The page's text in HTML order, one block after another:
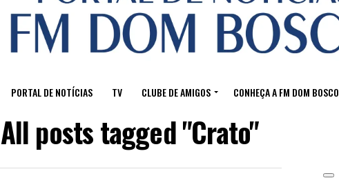
PORTAL DE NOTÍCIAS TV CLUBE DE AMIGOS CONHEÇA A FM DOM BOSCO
All posts tagged "Crato"